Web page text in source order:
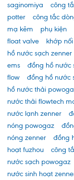
saginomiya
công
potter
công tắc
mạ kẽm
phụ kiện
float valve
khớp
hồ nước sạch zenner
ems
đồng hồ nước
flow
đồng hồ nước
hồ nước thải
nước thải flowtech
nước lạnh zenner
nóng powogaz
nóng zenner
đồng
hoạt fuzhou
công
nước sạch powogaz
nước sinh hoạt